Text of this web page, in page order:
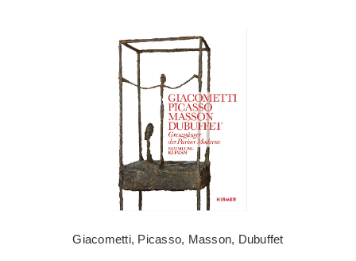
Giacometti, Picasso, Masson, Dubuffet